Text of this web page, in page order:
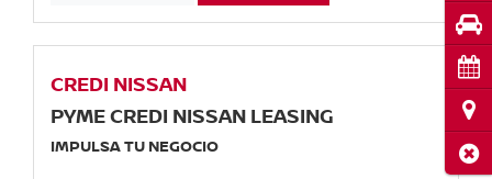
CREDI NISSAN
PYME CREDI NISSAN LEASING
IMPULSA TU NEGOCIO